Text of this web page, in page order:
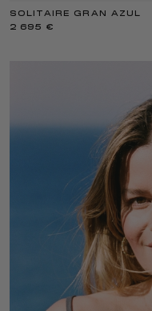
SOLITAIRE GRAN AZUL
2 695 €